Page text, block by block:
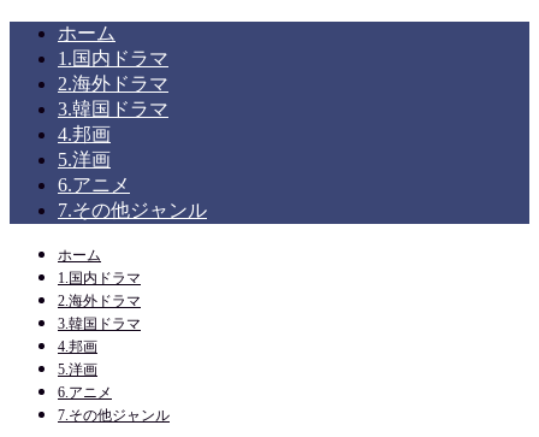
ホーム
1.国内ドラマ
2.海外ドラマ
3.韓国ドラマ
4.邦画
5.洋画
6.アニメ
7.その他ジャンル
ホーム
1.国内ドラマ
2.海外ドラマ
3.韓国ドラマ
4.邦画
5.洋画
6.アニメ
7.その他ジャンル